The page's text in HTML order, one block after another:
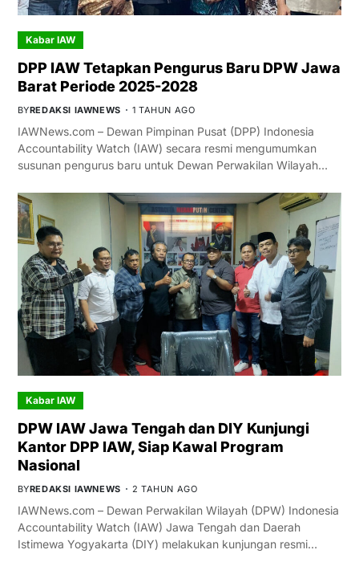
Kabar IAW
DPP IAW Tetapkan Pengurus Baru DPW Jawa
Barat Periode 2025-2028
BYREDAKSI IAWNEWS 1 TAHUN AGO
IAWNews.com – Dewan Pimpinan Pusat (DPP) Indonesia
Accountability Watch (IAW) secara resmi mengumumkan
susunan pengurus baru untuk Dewan Perwakilan Wilayah…
Kabar IAW
DPW IAW Jawa Tengah dan DIY Kunjungi
Kantor DPP IAW, Siap Kawal Program
Nasional
BYREDAKSI IAWNEWS 2 TAHUN AGO
IAWNews.com – Dewan Perwakilan Wilayah (DPW) Indonesia
Accountability Watch (IAW) Jawa Tengah dan Daerah
Istimewa Yogyakarta (DIY) melakukan kunjungan resmi…